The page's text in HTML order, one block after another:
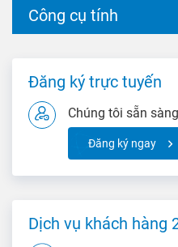
Công cụ tính
Đăng ký trực tuyến
Chúng tôi sẵn
Đăng ký ngay
Dịch vụ khách hàng